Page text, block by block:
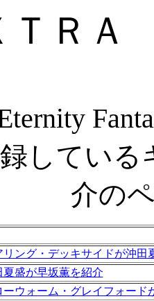
ＴＲ
してい
介の
リング・デッキサイドが沖田
夏盛が早坂薫を紹介
ーウォーム・グレイフォード